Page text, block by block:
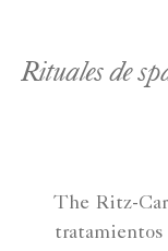
Rituales de
The Ritz-
tratamientos